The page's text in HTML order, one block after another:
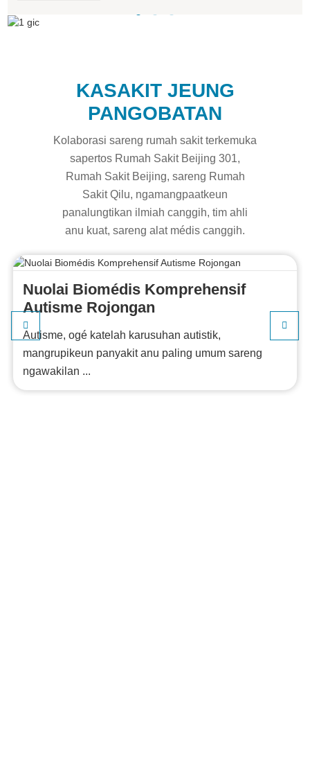
KASAKIT JEUNG
PANGOBATAN
Kolaborasi sareng rumah sakit terkemuka
sapertos Rumah Sakit Beijing 301,
Rumah Sakit Beijing, sareng Rumah
Sakit Qilu, ngamangpaatkeun
panalungtikan ilmiah canggih, tim ahli
anu kuat, sareng alat médis canggih.
Nuolai Biomédis Komprehensif
Autisme Rojongan
Autisme, ogé katelah karusuhan autistik,
mangrupikeun panyakit anu paling umum sareng
ngawakilan ...